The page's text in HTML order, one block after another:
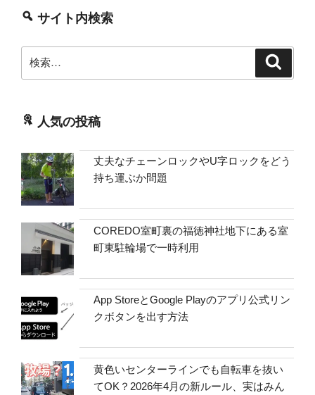
サイト内検索
索:
人気の投稿
丈夫なチェーンロックやU字ロックをどう
持ち運ぶか問題
COREDO室町裏の福徳神社地下にある室
町東駐輪場で一時利用
App StoreとGoogle Playのアプリ公式リン
クボタンを出す方法
黄色いセンターラインでも自転車を抜い
てOK？2026年4月の新ルール、実はみん